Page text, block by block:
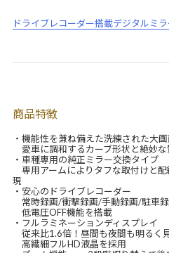
ドライブレコーダー搭載デジタルミ
商品特徴
・機能性を兼ね備えた洗練された大
愛車に調和するカーブ形状と絶妙な
・車種専用の純正ミラー交換タイプ
専用アームによりタフな取付けと
現
・安心のドライブレコーダー
常時録画/衝撃録画/手動録画/駐車
低電圧OFF機能を搭載
・フルラミネーションディスプレイ
従来比1.6倍！昼間も夜間も明るく
高繊細フルHD液晶を採用